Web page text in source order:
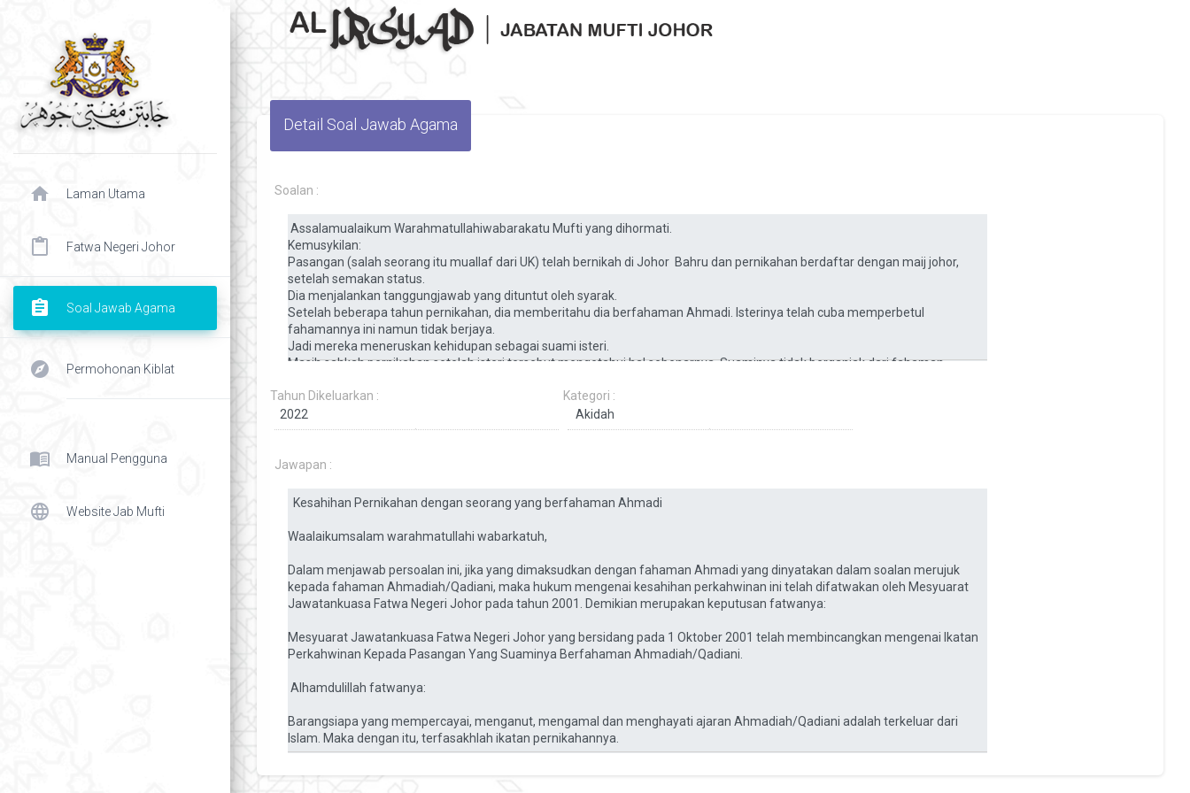
home Laman Utama
content_paste Fatwa Negeri Johor
assignment Soal Jawab Agama
explore Permohonan Kiblat
chevron right
menu_book Manual Pengguna
language Website Jab Mufti
Detail Soal Jawab Agama
Soalan :
Tahun Dikeluarkan : Kategori :
Jawapan :